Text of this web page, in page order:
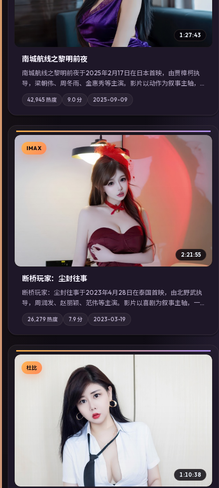
1:27:43
南城航线之黎明前夜
南城航线之黎明前夜于2025年2月17日在日本首映，由贾樟柯执
导，梁朝伟、周冬雨、金惠秀等主演。影片以动作为叙事主轴，
城市霓虹背后，有人用规则改写命运；摄影与配乐强化地域气
质；站内亦可通过「国产免费观看高清电视剧在线看」延展检索
同类型高分佳作，畅享高清在线追剧体验。
42,945 热度 9.0 分 2025-09-09
▶
IMAX
2:21:55
断桥玩家：尘封往事
断桥玩家：尘封往事于2023年4月28日在泰国首映，由北野武执
导，周润发、赵丽颖、范伟等主演。影片以喜剧为叙事主轴，一
次普通通勤演变成全城关注的生死营救；摄影与配乐强化地域气
质；站内亦可通过「国产免费观看高清电视剧在线看」延展检索
同类型高分佳作，畅享高清在线追剧体验。
26,279 热度 7.9 分 2023-03-19
▶
杜比
1:10:38